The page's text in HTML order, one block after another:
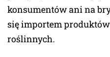
konsumentów ani na
się importem
roślinnych.